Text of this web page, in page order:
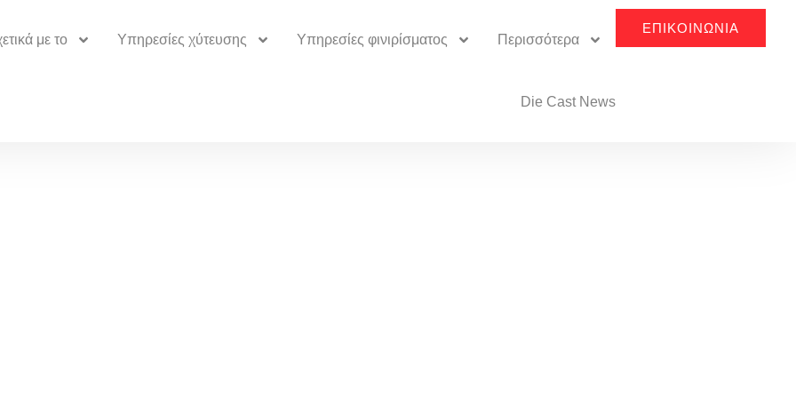
με το Υπηρεσίες χύτευσης Υπηρεσίες φινιρίσματος Περισσότερα
Die Cast News
ΕΠΙΚΟΙΝΩΝΊΑ